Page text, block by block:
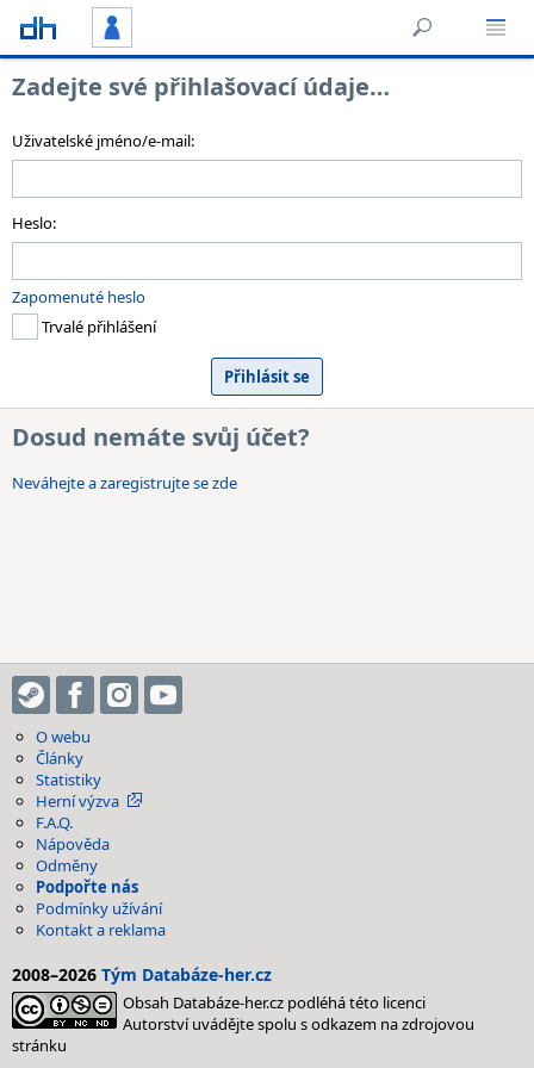
Zadejte své přihlašovací údaje…
Uživatelské jméno/e-mail:
Heslo:
Zapomenuté heslo
Trvalé přihlášení
Dosud nemáte svůj účet?
Neváhejte a zaregistrujte se zde
O webu
Články
Statistiky
Herní výzva
F.A.Q.
Nápověda
Odměny
Podpořte nás
Podmínky užívání
Kontakt a reklama
2008–2026 Tým Databáze-her.cz
Obsah Databáze-her.cz podléhá této licenci
Autorství uvádějte spolu s odkazem na zdrojovou
stránku